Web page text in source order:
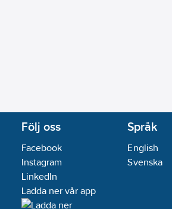
Följ oss
Facebook
Instagram
LinkedIn
Ladda ner vår app
Språk
English
Svenska